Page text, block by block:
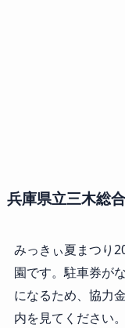
兵庫県立三木総
みっきぃ夏まつり
園です。駐車券が
になるため、協力
内を見てください。